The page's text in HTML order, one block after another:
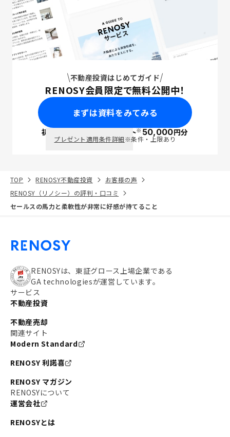
不動産投資はじめてガイド
RENOSY会員限定で無料公開中！
まずは資料をみてみる
初回面談で ポイント※50,000円分
プレゼント適用条件詳細※条件・上限あり
TOP RENOSY不動産投資
お客様の声
RENOSY（リノシー）の評判・口コミ
セールスの馬力と柔軟性が非常に好感が持てること
RENOSYは、東証グロース上場企業である
GA technologiesが運営しています。
サービス
不動産投資
不動産売却
関連サイト
Modern Standard
RENOSY 利諾喜
RENOSY マガジン
RENOSYについて
運営会社
RENOSYとは